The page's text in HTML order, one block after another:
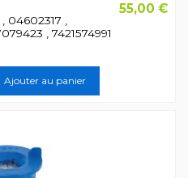
,
, 7421574991
55,00 €
Ajouter au panier